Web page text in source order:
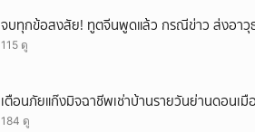
จบทุกข้อสงสัย! ทูตจีนพูดแล้ว กรณีข่าว ส่งอาวุ
115 ดู
เตือนภัยแก๊งมิจฉาชีพเช่าบ้านรายวันย่านดอนเ
184 ดู